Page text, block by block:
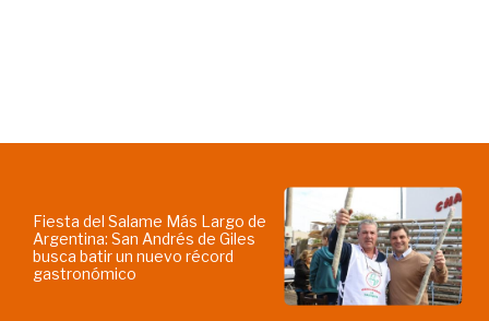
Fiesta del Salame Más Largo de
Argentina: San Andrés de Giles
busca batir un nuevo récord
gastronómico